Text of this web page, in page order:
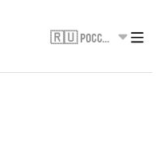
🇷🇺 Россия